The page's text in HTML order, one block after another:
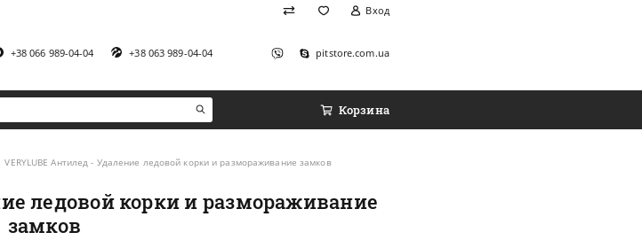
Вход
+38 066 989-04-04 +38 063 989-04-04 pitstore.com.ua
Корзина
VERYLUBE Антилед - Удаление ледовой корки и размораживание замков
ледовой корки и размораживание
замков